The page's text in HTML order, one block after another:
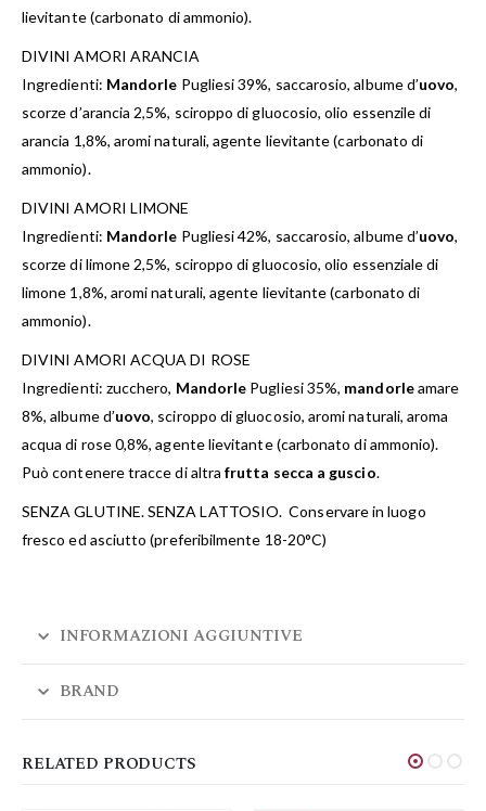
lievitante (carbonato di ammonio).
DIVINI AMORI ARANCIA
Ingredienti: Mandorle Pugliesi 39%, saccarosio, albume d’uovo,
scorze d’arancia 2,5%, sciroppo di gluocosio, olio essenzile di
arancia 1,8%, aromi naturali, agente lievitante (carbonato di
ammonio).
DIVINI AMORI LIMONE
Ingredienti: Mandorle Pugliesi 42%, saccarosio, albume d’uovo,
scorze di limone 2,5%, sciroppo di gluocosio, olio essenziale di
limone 1,8%, aromi naturali, agente lievitante (carbonato di
ammonio).
DIVINI AMORI ACQUA DI ROSE
Ingredienti: zucchero, Mandorle Pugliesi 35%, mandorleamare
8%, albume d’uovo, sciroppo di gluocosio, aromi naturali, aroma
acqua di rose 0,8%, agente lievitante (carbonato di ammonio).
Può contenere tracce di altrafrutta secca a guscio.
SENZA GLUTINE. SENZA LATTOSIO. Conservare in luogo
fresco ed asciutto (preferibilmente 18-20°C)
INFORMAZIONI AGGIUNTIVE
BRAND
RELATED PRODUCTS